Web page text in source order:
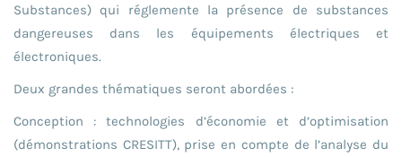
Substances) qui réglemente la présence de substances
dangereuses dans les équipements électriques et
électroniques.
Deux grandes thématiques seront abordées :
Conception : technologies d’économie et d’optimisation
(démonstrations CRESITT), prise en compte de l’analyse du